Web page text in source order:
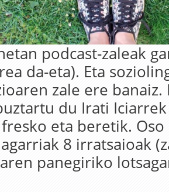
podcast-zaleak
da-eta). Eta
zale ere banaiz.
du Irati
eta beretik. Oso
8 irratsaioak
panegiriko